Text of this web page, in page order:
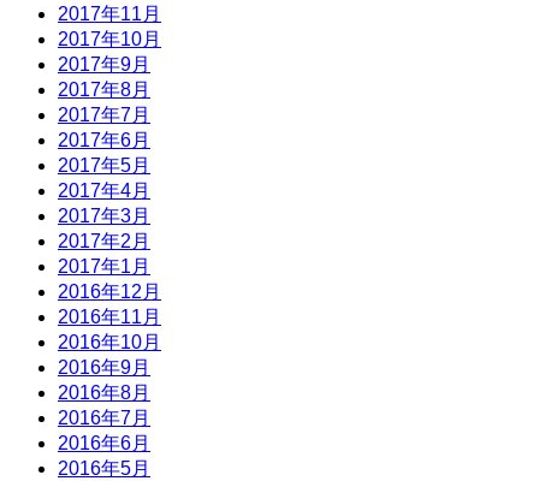
2017年11月
2017年10月
2017年9月
2017年8月
2017年7月
2017年6月
2017年5月
2017年4月
2017年3月
2017年2月
2017年1月
2016年12月
2016年11月
2016年10月
2016年9月
2016年8月
2016年7月
2016年6月
2016年5月